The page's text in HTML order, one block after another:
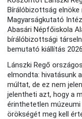
Bírálóbizottság elnöke
Magyarságkutató
Abasári Népfőiskola
bírálóbizottsági
bemutató kiállítás
Lánszki Regő
elmondta: hivatásunk
múltat, de ez nem
jelentheti azt, hogy a
érinthetetlen
örökségét meg kell